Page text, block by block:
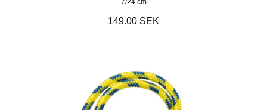
149.00 SEK